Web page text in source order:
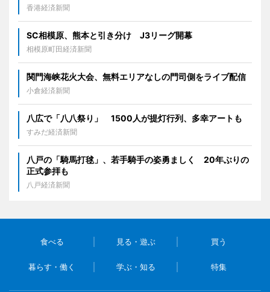
香港経済新聞
SC相模原、熊本と引き分け J3リーグ開幕
相模原町田経済新聞
関門海峡花火大会、無料エリアなしの門司側をライブ配信
小倉経済新聞
八広で「八八祭り」 1500人が提灯行列、多幸アートも
すみだ経済新聞
八戸の「騎馬打毬」、若手騎手の姿勇ましく 20年ぶりの
正式参拝も
八戸経済新聞
食べる 見る・遊ぶ 買う
暮らす・働く 学ぶ・知る 特集